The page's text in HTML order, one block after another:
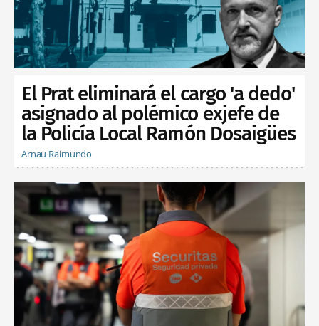
El Prat eliminará el cargo 'a dedo'
asignado al polémico exjefe de
la Policía Local Ramón Dosaigües
Arnau Raimundo